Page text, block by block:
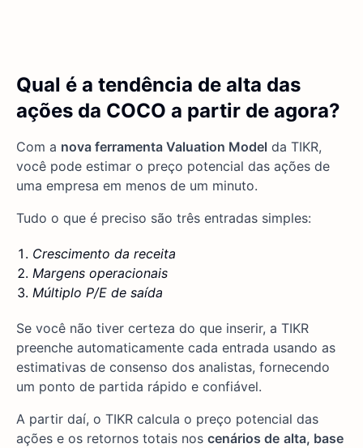
Qual é a tendência de alta das
ações da COCO a partir de agora?
Com a nova ferramenta Valuation Model da TIKR,
você pode estimar o preço potencial das ações de
uma empresa em menos de um minuto.
Tudo o que é preciso são três entradas simples:
Crescimento da receita
Margens operacionais
Múltiplo P/E de saída
Se você não tiver certeza do que inserir, a TIKR
preenche automaticamente cada entrada usando as
estimativas de consenso dos analistas, fornecendo
um ponto de partida rápido e confiável.
A partir daí, o TIKR calcula o preço potencial das
ações e os retornos totais nos cenários de alta, base